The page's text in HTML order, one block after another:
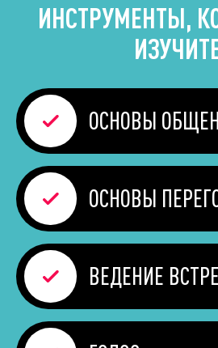
ИНСТРУМЕНТЫ,
ОСНОВЫ
ОСНОВЫ
ВЕДЕНИЕ